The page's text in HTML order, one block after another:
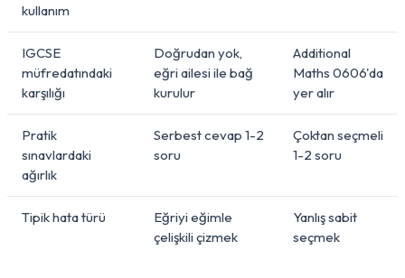
kullanım
IGCSE
müfredatındaki
karşılığı
Doğrudan yok,
eğri ailesi ile bağ
kurulur
Additional
Maths 0606'da
yer alır
Pratik
sınavlardaki
ağırlık
Serbest cevap 1-2
soru
Çoktan seçmeli
1-2 soru
Tipik hata türü
Eğriyi eğimle
çelişkili çizmek
Yanlış sabit
seçmek